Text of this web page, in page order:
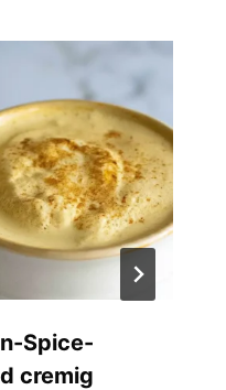
Spice-
cremig